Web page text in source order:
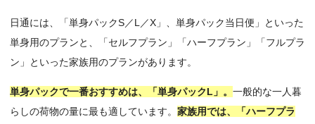
日通には、「単身パックS／L／X」、単身パック当日便」といった
単身用のプランと、「セルフプラン」「ハーフプラン」「フルプラ
ン」といった家族用のプランがあります。
単身パックで一番おすすめは、「単身パックL」。 一般的な一人暮
らしの荷物の量に最も適しています。 家族用では、「ハーフプラ